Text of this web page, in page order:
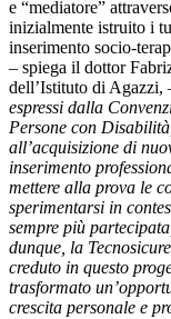
e “mediatore”
inizialmente istruito i
inserimento socio-
– spiega il dottor
dell’Istituto di Agazzi,
espressi dalla
Persone con
all’acquisizione di
inserimento
mettere alla prova le
sperimentarsi in
sempre più
dunque, la
creduto in questo
trasformato
crescita personale e